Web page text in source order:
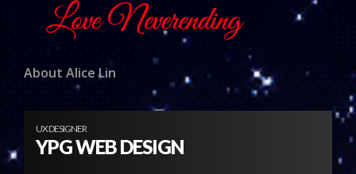
About Alice Lin
UX DESIGNER
YPG WEB DESIGN